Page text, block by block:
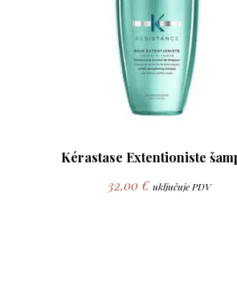
Kérastase Extentioniste
32.00 € uključuje PDV